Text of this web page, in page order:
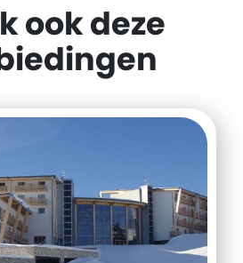
ook deze